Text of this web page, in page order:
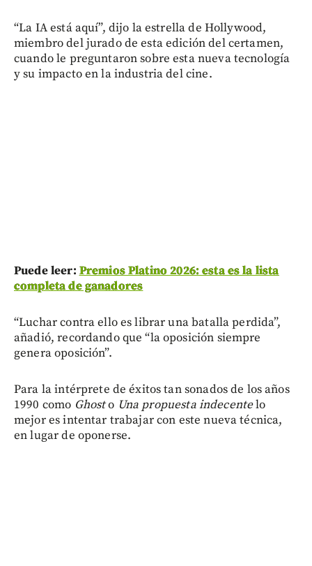
“La IA está aquí”, dijo la estrella de Hollywood,
miembro del jurado de esta edición del certamen,
cuando le preguntaron sobre esta nueva tecnología
y su impacto en la industria del cine.
Puede leer: Premios Platino 2026: esta es la lista
completa de ganadores
“Luchar contra ello es librar una batalla perdida”,
añadió, recordando que “la oposición siempre
genera oposición”.
Para la intérprete de éxitos tan sonados de los años
1990 como Ghosto Una propuesta indecentelo
mejor es intentar trabajar con este nueva técnica,
en lugar de oponerse.